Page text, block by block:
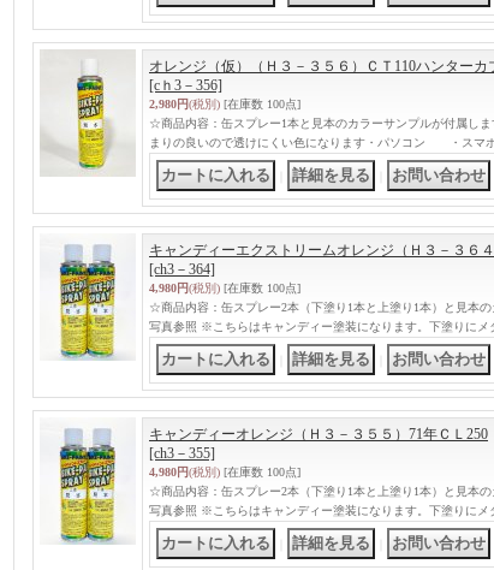
オレンジ（仮）（Ｈ３－３５６）ＣＴ110ハンターカ
[cｈ3－356]
2,980円(税別) [在庫数 100点]
☆商品内容：缶スプレー1本と見本のカラーサンプルが付属し
まりの良いので透けにくい色になります・パソコン ・
キャンディーエクストリームオレンジ（Ｈ３－３６４
[ch3－364]
4,980円(税別) [在庫数 100点]
☆商品内容：缶スプレー2本（下塗り1本と上塗り1本）と見本
写真参照 ※こちらはキャンディー塗装になります。下塗りにメ
キャンディーオレンジ（Ｈ３－３５５）71年ＣＬ250
[ch3－355]
4,980円(税別) [在庫数 100点]
☆商品内容：缶スプレー2本（下塗り1本と上塗り1本）と見本
写真参照 ※こちらはキャンディー塗装になります。下塗りにメ